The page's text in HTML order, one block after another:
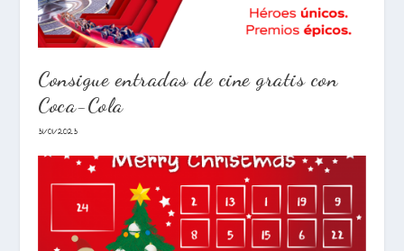
Consigue entradas de cine gratis con
Coca-Cola
31/01/2023